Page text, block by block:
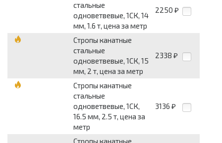
стальные
одноветвевые, 1СК, 14
мм, 1.6 т, цена за метр
2250 ₽
Стропы канатные
стальные
одноветвевые, 1СК, 15
мм, 2 т, цена за метр
2338 ₽
Стропы канатные
стальные
одноветвевые, 1СК,
16.5 мм, 2.5 т, цена за
метр
3136 ₽
Стропы канатные